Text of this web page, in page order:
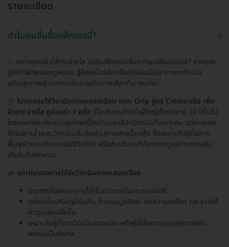
รายละเอียด
ทำไมคนอื่นซื้อแพ็กเกจนี้?
✨ อยากดูแลผิวให้กระจ่างใส เปล่งปลั่งแบบเห็นความเปลี่ยนแปลง? หากคุณ
รู้สึกว่าผิวพรรณดูหมอง รู้สึกเหนื่อยล้าหรือพักผ่อนน้อย การหาตัวช่วย
เสริมสุขภาพผิวจากภายในอาจเป็นทางเลือกที่น่าสนใจค่ะ
🩺 โปรแกรมให้วิตามินทางหลอดเลือด แบบ Drip สูตร Cinderella เพื่อ
ผิวกระจ่างใส ดูมีออร่า 1 ครั้ง เป็นบริการสำหรับผู้ใหญ่ตั้งแต่อายุ 20 ปีขึ้นไป
โดยแพทย์จะประเมินสุขภาพเบื้องต้นและเลือกวิตามินที่เหมาะสม แต่ละเคสจะ
ได้รับสารน้ำผสมวิตามินเข้มข้นผ่านทางสายน้ำเกลือ ซึ่งเหมาะกับผู้ที่อยาก
ฟื้นฟูผิวและเติมความมีชีวิตชีวา หรือสำหรับคนที่ต้องการดูแลร่างกายเพิ่ม
เติมในวันพักผ่อน
🌿 จุดเด่นของการได้รับวิตามินทางหลอดเลือด
ร่างกายรับสารอาหารได้เร็วกว่าการรับประทานปกติ
แต่ละเน้นเสริมภูมิคุ้มกัน ต้านอนุมูลอิสระ ลดความเครียด และช่วยให้
ผิวดูเปล่งปลั่งขึ้น
เหมาะกับผู้ที่ขาดวิตามินบางชนิด หรือผู้ที่ต้องการดูแลสุขภาพผิว
พรรณเป็นพิเศษ